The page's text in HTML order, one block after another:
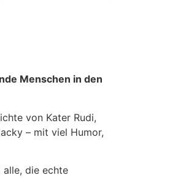
Menschen in den
von Kater Rudi,
– mit viel Humor,
alle, die echte